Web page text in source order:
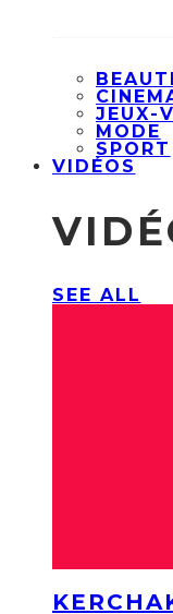
JEUX-
MODE
SPORT
VIDÉOS
SEE ALL